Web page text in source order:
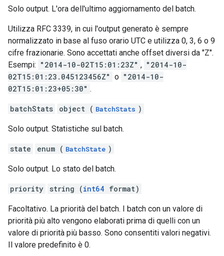
Solo output. L'ora dell'ultimo aggiornamento del batch.
Utilizza RFC 3339, in cui l'output generato è sempre
normalizzato in base al fuso orario UTC e utilizza 0, 3, 6 o 9
cifre frazionarie. Sono accettati anche offset diversi da "Z".
Esempi: "2014-10-02T15:01:23Z" , "2014-10-
02T15:01:23.045123456Z" o "2014-10-
02T15:01:23+05:30" .
batchStats object ( BatchStats )
Solo output. Statistiche sul batch.
state enum ( BatchState )
Solo output. Lo stato del batch.
priority string (int64 format)
Facoltativo. La priorità del batch. I batch con un valore di
priorità più alto vengono elaborati prima di quelli con un
valore di priorità più basso. Sono consentiti valori negativi.
Il valore predefinito è 0.